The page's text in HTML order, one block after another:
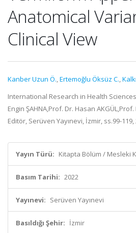
Anatomical
Clinical View
Kanber Uzun Ö.,Ertemoğlu Öksüz C.,
International Research in Health
Engin ŞAHNA,Prof. Dr. Hasan
Editör, Serüven Yayınevi, İzmir, ss.99-119,
Yayın Türü: Kitapta Bölüm / Mesleki
Basım Tarihi: 2022
Yayınevi: Serüven Yayınevi
Basıldığı Şehir: İzmir